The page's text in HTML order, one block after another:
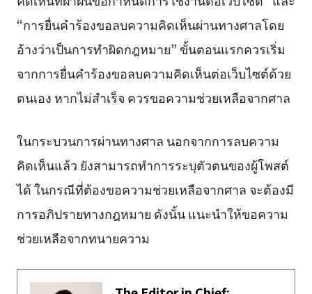
“การยื่นคำร้องขอลบความคิดเห็นผ่านทางศาลโดย
อ้างว่าเป็นการทำผิดกฎหมาย” ขั้นตอนแรกควรเริ่ม
จากการยื่นคำร้องขอลบความคิดเห็นต่อเว็บไซต์ด้วย
ตนเอง หากไม่สำเร็จ ควรขอความช่วยเหลือจากศาล
ในกระบวนการผ่านทางศาล นอกจากการลบความ
คิดเห็นแล้ว ยังสามารถทำการระบุตัวตนของผู้โพสต์
ได้ ในกรณีที่ต้องขอความช่วยเหลือจากศาล จะต้องมี
การอภิปรายทางกฎหมาย ดังนั้น แนะนำให้ขอความ
ช่วยเหลือจากทนายความ